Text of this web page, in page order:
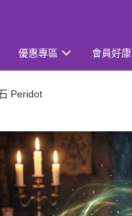
優惠專區 會員好康
Peridot